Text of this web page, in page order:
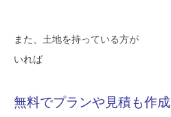
また、土地を持っている方が
いれば
無料でプランや見積も作成